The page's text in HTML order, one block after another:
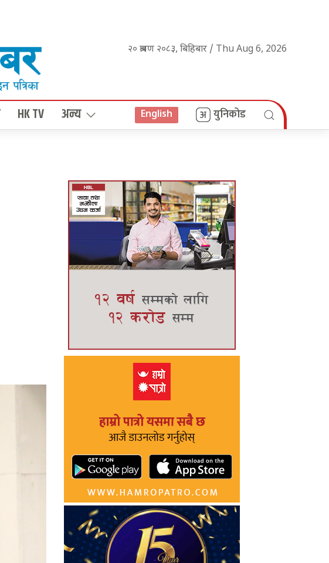
२० श्रावण २०८३, बिहिबार / Thu Aug 6, 2026
HK TV अन्य English युनिकोड